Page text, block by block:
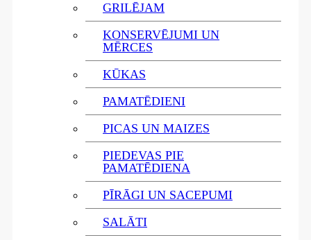
GRILĒJAM
KONSERVĒJUMI UN
MĒRCES
KŪKAS
PAMATĒDIENI
PICAS UN MAIZES
PIEDEVAS PIE
PAMATĒDIENA
PĪRĀGI UN SACEPUMI
SALĀTI